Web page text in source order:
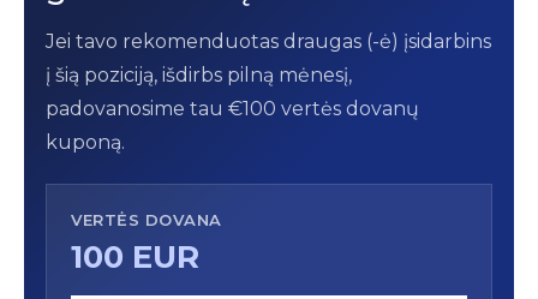
Jei tavo rekomenduotas draugas (-ė) įsidarbins
į šią poziciją, išdirbs pilną mėnesį,
padovanosime tau €100 vertės dovanų
kuponą.
VERTĖS DOVANA
100 EUR